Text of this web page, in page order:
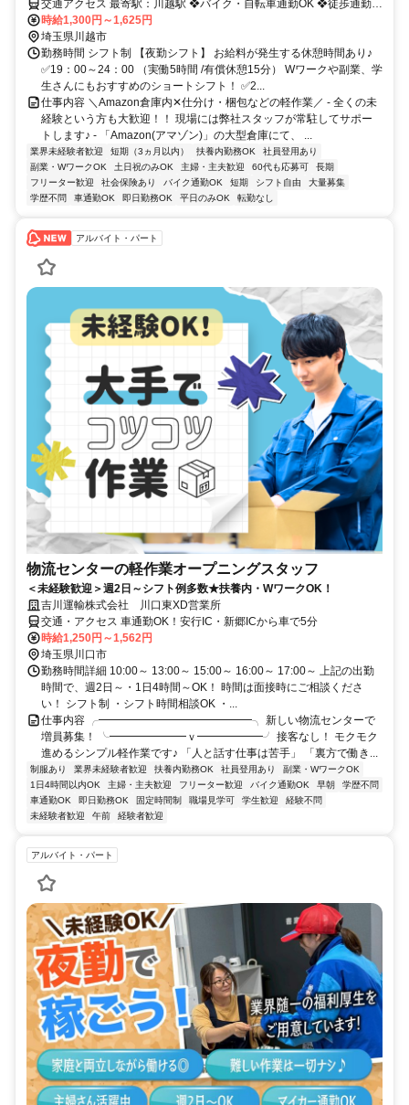
交通アクセス 最寄駅：川越駅 ❖バイク・自転車通勤OK ❖徒歩通勤
OK ＜勤務地＞ Amazon川越 埼玉県川越市南台 ＊交通費支給（規定
有） ＜最寄り駅＞ ＊JR線・東武東上線「川越駅」 ＊西武新宿線「新
狭山駅」 ＊西武新宿線「南大塚駅」 ＜無料送迎バス運行＞ ＊「川越
駅」 ＊「新狭山駅」 両駅より、無料の送迎バス運行中！
時給1,300円～1,625円
埼玉県川越市
勤務時間 シフト制 【夜勤シフト】 お給料が発生する休憩時間あり♪
✅️19：00～24：00 （実働5時間 /有償休憩15分） Wワークや副業、学
生さんにもおすすめのショートシフト！ ✅️2...
仕事内容 ＼Amazon倉庫内✕仕分け・梱包などの軽作業／ - 全くの未
経験という方も大歓迎！！ 現場には弊社スタッフが常駐してサポー
トします♪ - 「Amazon(アマゾン)」の大型倉庫にて、 ...
業界未経験者歓迎 短期（3ヵ月以内） 扶養内勤務OK
社員登用あり
副業・WワークOK
土日祝のみOK 主婦・主夫歓迎 60代も応募可
長期
フリーター歓迎
社会保険あり バイク通勤OK 短期 シフト自由
大量募集
学歴不問
車通勤OK 即日勤務OK 平日のみOK 転勤なし
アルバイト・パート
物流センターの軽作業オープニングスタッフ
＜未経験歓迎＞週2日～シフト例多数★扶養内・WワークOK！
吉川運輸株式会社 川口東XD営業所
交通・アクセス 車通勤OK！安行IC・新郷ICから車で5分
時給1,250円～1,562円
埼玉県川口市
勤務時間詳細 10:00～ 13:00～ 15:00～ 16:00～ 17:00～ 上記の出勤
時間で、週2日～・1日4時間～OK！ 時間は面接時にご相談くださ
い！ シフト制 ・シフト時間相談OK ・...
仕事内容 ╭━━━━━━━━━━━━━━╮ 新しい物流センターで
増員募集！ ╰━━━━━━━ｖ━━━━━━╯ 接客なし！ モクモク
進めるシンプル軽作業です♪ 「人と話す仕事は苦手」 「裏方で働き...
制服あり 業界未経験者歓迎 扶養内勤務OK 社員登用あり
副業・WワークOK
1日4時間以内OK
主婦・主夫歓迎 フリーター歓迎 バイク通勤OK 早朝
学歴不問
車通勤OK
即日勤務OK 固定時間制 職場見学可 学生歓迎
経験不問
未経験者歓迎
午前 経験者歓迎
アルバイト・パート